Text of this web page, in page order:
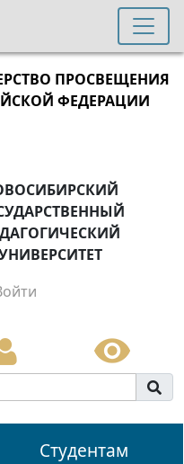
ПРОСВЕЩЕНИЯ
ФЕДЕРАЦИИ
Студентам